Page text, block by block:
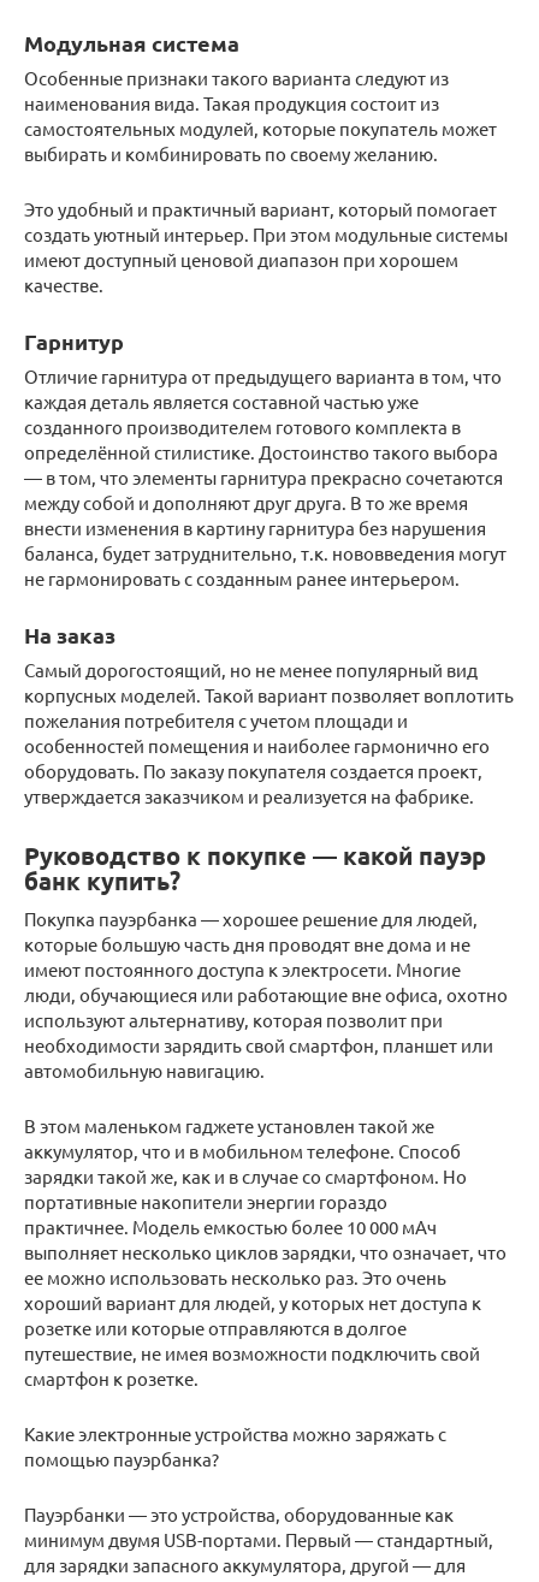
Модульная система
Особенные признаки такого варианта следуют из
наименования вида. Такая продукция состоит из
самостоятельных модулей, которые покупатель может
выбирать и комбинировать по своему желанию.
Это удобный и практичный вариант, который помогает
создать уютный интерьер. При этом модульные системы
имеют доступный ценовой диапазон при хорошем
качестве.
Гарнитур
Отличие гарнитура от предыдущего варианта в том, что
каждая деталь является составной частью уже
созданного производителем готового комплекта в
определённой стилистике. Достоинство такого выбора
— в том, что элементы гарнитура прекрасно сочетаются
между собой и дополняют друг друга. В то же время
внести изменения в картину гарнитура без нарушения
баланса, будет затруднительно, т.к. нововведения могут
не гармонировать с созданным ранее интерьером.
На заказ
Самый дорогостоящий, но не менее популярный вид
корпусных моделей. Такой вариант позволяет воплотить
пожелания потребителя с учетом площади и
особенностей помещения и наиболее гармонично его
оборудовать. По заказу покупателя создается проект,
утверждается заказчиком и реализуется на фабрике.
Руководство к покупке — какой пауэр
банк купить?
Покупка пауэрбанка — хорошее решение для людей,
которые большую часть дня проводят вне дома и не
имеют постоянного доступа к электросети. Многие
люди, обучающиеся или работающие вне офиса, охотно
используют альтернативу, которая позволит при
необходимости зарядить свой смартфон, планшет или
автомобильную навигацию.
В этом маленьком гаджете установлен такой же
аккумулятор, что и в мобильном телефоне. Способ
зарядки такой же, как и в случае со смартфоном. Но
портативные накопители энергии гораздо
практичнее. Модель емкостью более 10 000 мАч
выполняет несколько циклов зарядки, что означает, что
ее можно использовать несколько раз. Это очень
хороший вариант для людей, у которых нет доступа к
розетке или которые отправляются в долгое
путешествие, не имея возможности подключить свой
смартфон к розетке.
Какие электронные устройства можно заряжать с
помощью пауэрбанка?
Пауэрбанки — это устройства, оборудованные как
минимум двумя USB-портами. Первый — стандартный,
для зарядки запасного аккумулятора, другой — для